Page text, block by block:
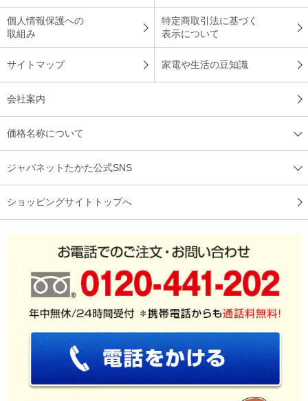
個人情報保護への
取組み
特定商取引法に基づく
表示について
サイトマップ 家電や生活の豆知識
会社案内
価格名称について
ジャパネットたかた公式SNS
ショッピングサイトトップへ